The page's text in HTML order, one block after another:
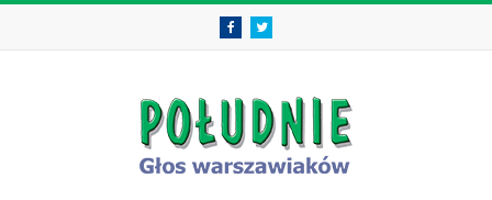
FacebookTwitter